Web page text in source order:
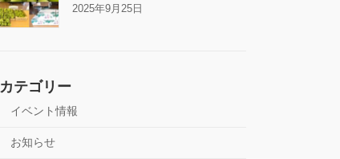
2025年9月25日
カテゴリー
イベント情報
お知らせ